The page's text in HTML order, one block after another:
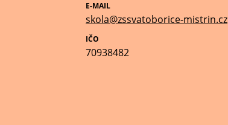
E-MAIL
skola@zssvatoborice-mistrin.cz
IČO
70938482